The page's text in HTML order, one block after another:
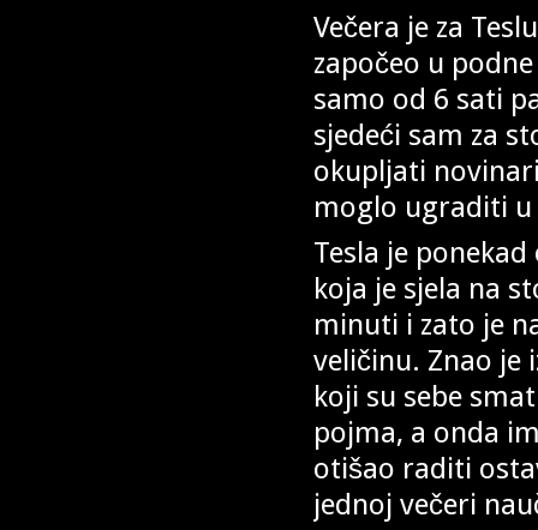
Večera je za
započeo u
samo od 6 sati
sjedeći sam za
okupljati
moglo ugraditi u
Tesla je
koja je sjela na
minuti i zato je
veličinu. Znao je
koji su sebe
pojma, a onda
otišao raditi
jednoj večeri